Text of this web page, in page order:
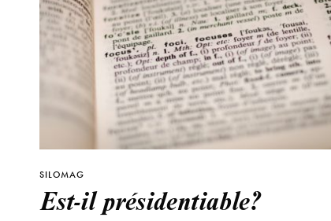
SILOMAG
Est-il présidentiable?